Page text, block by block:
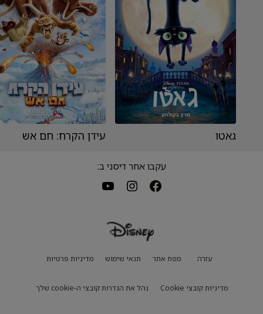
גאטו עידן הקרח: חם אש
עקבו אחר דיסני ב:
עזרה מפת אתר תנאי שימוש מדיניות פרטיות
מדיניות קובצי Cookie נהל את הגדרות קובצי ה-cookie שלך